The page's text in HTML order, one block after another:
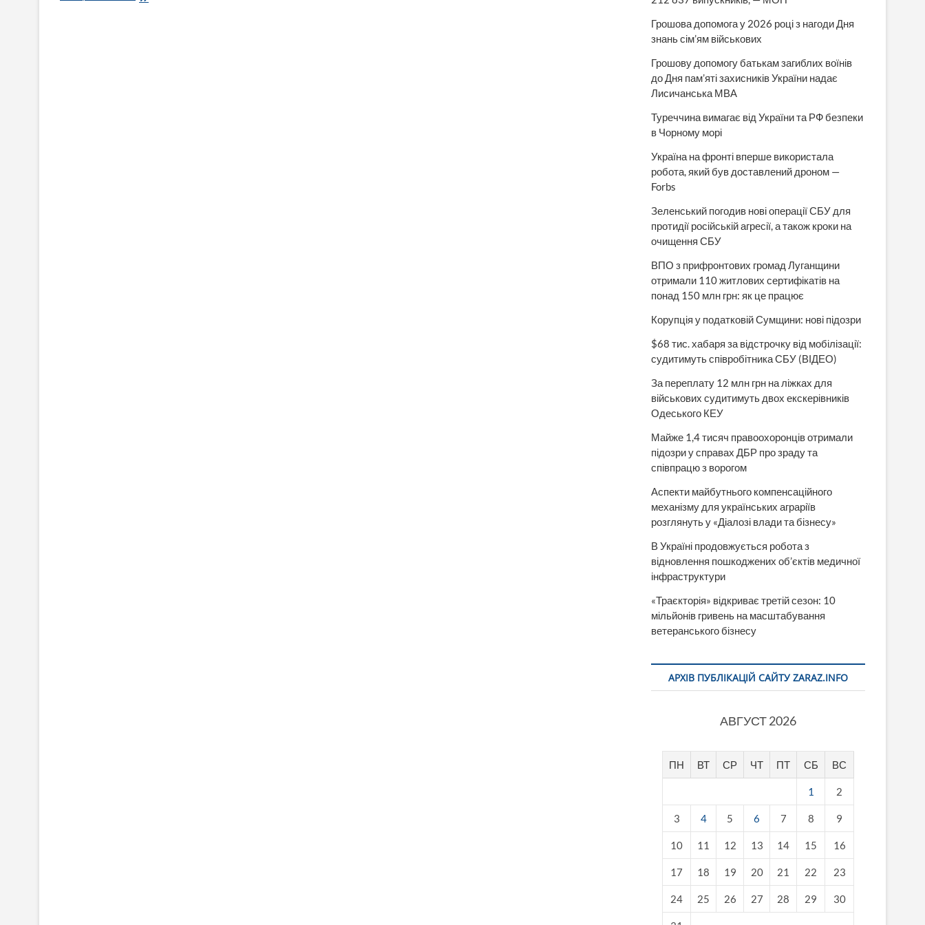
Грошова допомога у 2026 році з нагоди Дня
знань сім’ям військових
Грошову допомогу батькам загиблих воїнів
до Дня пам’яті захисників України надає
Лисичанська МВА
Туреччина вимагає від України та РФ безпеки
в Чорному морі
Україна на фронті вперше використала
робота, який був доставлений дроном —
Forbs
Зеленський погодив нові операції СБУ для
протидії російській агресії, а також кроки на
очищення СБУ
ВПО з прифронтових громад Луганщини
отримали 110 житлових сертифікатів на
понад 150 млн грн: як це працює
Корупція у податковій Сумщини: нові підозри
$68 тис. хабаря за відстрочку від мобілізації:
судитимуть співробітника СБУ (ВІДЕО)
За переплату 12 млн грн на ліжках для
військових судитимуть двох екскерівників
Одеського КЕУ
Майже 1,4 тисяч правоохоронців отримали
підозри у справах ДБР про зраду та
співпрацю з ворогом
Аспекти майбутнього компенсаційного
механізму для українських аграріїв
розглянуть у «Діалозі влади та бізнесу»
В Україні продовжується робота з
відновлення пошкоджених об’єктів медичної
інфраструктури
«Траєкторія» відкриває третій сезон: 10
мільйонів гривень на масштабування
ветеранського бізнесу
АРХІВ ПУБЛІКАЦІЙ САЙТУ ZARAZ.INFO
АВГУСТ 2026
ПН ВТ СР ЧТ ПТ СБ ВС
1 2
3 4 5 6 7 8 9
10 11 12 13 14 15 16
17 18 19 20 21 22 23
24 25 26 27 28 29 30